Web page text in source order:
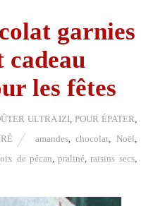
garnies
les fêtes
ULTRA IZI POUR ÉPATER
amandes ,chocolat Noël
de pécan ,praliné ,raisins secs,